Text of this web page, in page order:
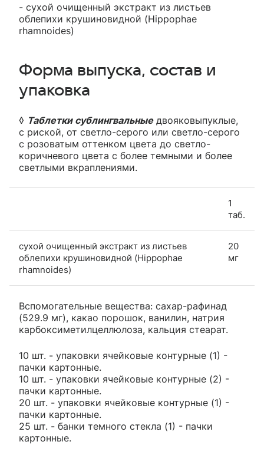
- сухой очищенный экстракт из листьев
облепихи крушиновидной (Hippophae
rhamnoides)
Форма выпуска, состав и
упаковка
◊ Таблетки сублингвальныедвояковыпуклые,
с риской, от светло-серого или светло-серого
с розоватым оттенком цвета до светло-
коричневого цвета с более темными и более
светлыми вкраплениями.
1
таб.
сухой очищенный экстракт из листьев
облепихи крушиновидной (Hippophae
rhamnoides)
20
мг
Вспомогательные вещества: сахар-рафинад
(529.9 мг), какао порошок, ванилин, натрия
карбоксиметилцеллюлоза, кальция стеарат.
10 шт. - упаковки ячейковые контурные (1) -
пачки картонные.
10 шт. - упаковки ячейковые контурные (2) -
пачки картонные.
20 шт. - упаковки ячейковые контурные (1) -
пачки картонные.
25 шт. - банки темного стекла (1) - пачки
картонные.